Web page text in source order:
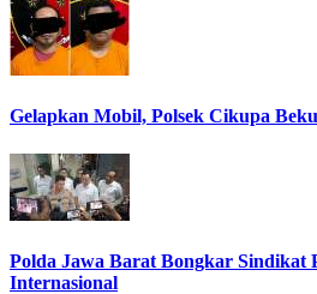
Gelapkan Mobil, Polsek Cikupa
Polda Jawa Barat Bongkar Sindikat
Internasional